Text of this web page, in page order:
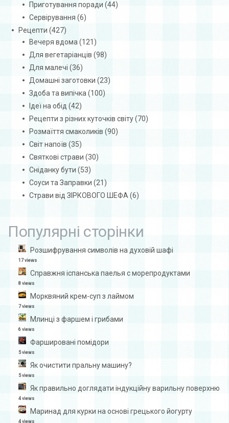
Приготування поради (44)
Сервірування (6)
Рецепти (427)
Вечеря вдома (121)
Для вегетаріанців (98)
Для малечі (36)
Домашні заготовки (23)
Здоба та випічка (100)
Ідеї на обід (42)
Рецепти з різних куточків світу(70)
Розмаїття смаколиків (90)
Світ напоїв (35)
Святкові страви (30)
Сніданку бути (53)
Соуси та Заправки (21)
Страви від ЗІРКОВОГО ШЕФА (6)
Популярні сторінки
Розшифрування символів на духовій шафі
17 views
Справжня іспанська паелья с морепродуктами
8 views
Морквяний крем-суп з лаймом
7 views
Млинці з фаршем і грибами
6 views
Фаршировані помідори
5 views
Як очистити пральну машину?
5 views
Як правильно доглядати індукційну варильну поверхню
4 views
Маринад для курки на основі грецького йогурту
4 views